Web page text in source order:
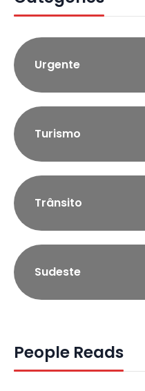
Urgente
Turismo
Trânsito
Sudeste
People Reads